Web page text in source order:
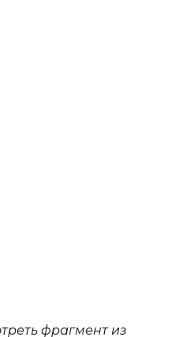
фрагмент из